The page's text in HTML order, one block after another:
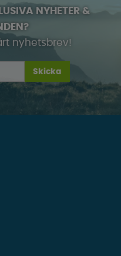
NYHETER &
nyhetsbrev!
Skicka